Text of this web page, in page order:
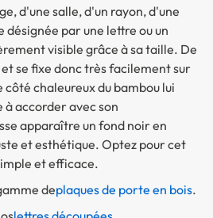
d'une salle, d'un rayon, d'une
désignée par une lettre ou un
visible grâce à sa taille. De
se fixe donc très facilement sur
chaleureux du bambou lui
à accorder avec son
apparaître un fond noir en
et esthétique. Optez pour cet
et efficace.
deplaques de porte en bois.